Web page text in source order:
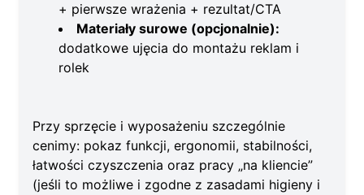
+ pierwsze wrażenia + rezultat/CTA
Materiały surowe (opcjonalnie):
dodatkowe ujęcia do montażu reklam i
rolek
Przy sprzęcie i wyposażeniu szczególnie
cenimy: pokaz funkcji, ergonomii, stabilności,
łatwości czyszczenia oraz pracy „na kliencie”
(jeśli to możliwe i zgodne z zasadami higieny i